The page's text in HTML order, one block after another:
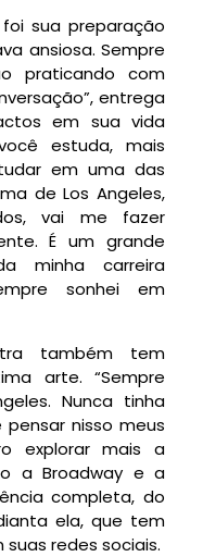
sua preparação
ansiosa. Sempre
praticando com
entrega
em sua vida
estuda, mais
em uma das
de Los Angeles,
vai me fazer
É um grande
minha carreira
sonhei em
também tem
arte. “Sempre
Nunca tinha
nisso meus
explorar mais a
a Broadway e a
completa, do
ela, que tem
redes sociais.